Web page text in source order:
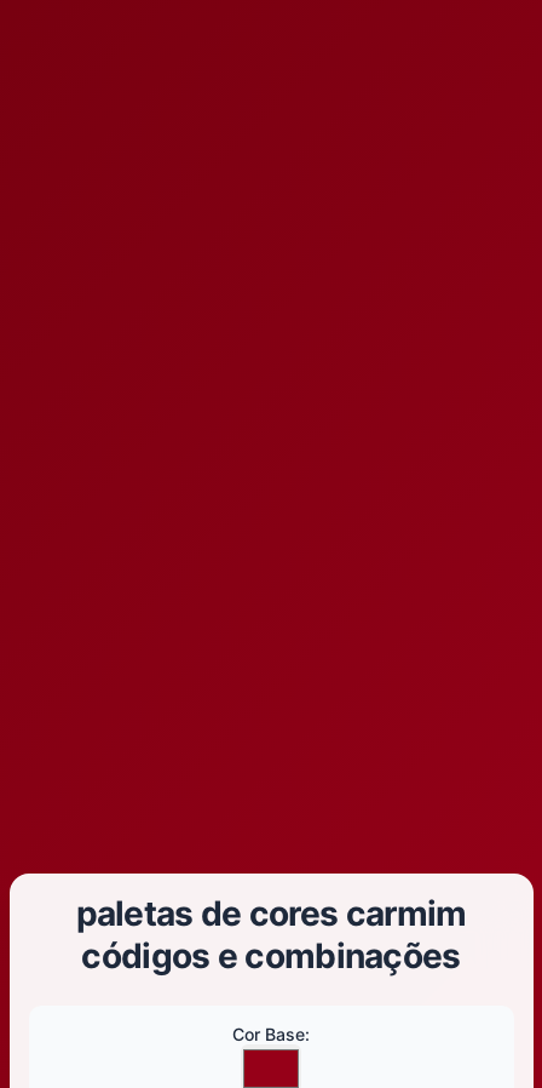
paletas de cores carmim
códigos e combinações
Cor Base: